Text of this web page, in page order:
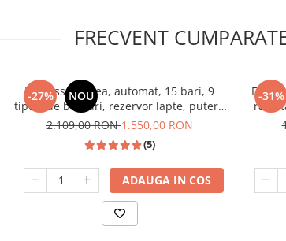
FRECVENT
-27% NOU
Espressor cafea, automat, 15 bari, 9
tipuri de bauturi, rezervor lapte, putere
1350W, SAMUS
2.109,00 RON1.550,00 RON
(5)
ADAUGA IN COS
-31%